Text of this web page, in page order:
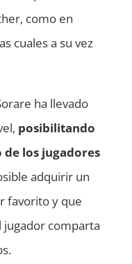
como en
cuales a su vez
ha llevado
posibilitando
los jugadores
adquirir un
favorito y que
comparta